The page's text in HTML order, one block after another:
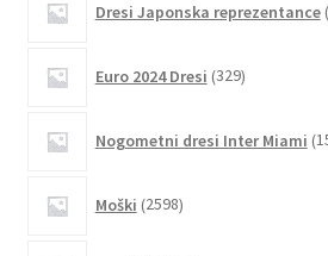
Dresi Japonska reprezentance
Euro 2024 Dresi 329izdelkov
Nogometni dresi Inter Miami
Moški 2598izdelkov